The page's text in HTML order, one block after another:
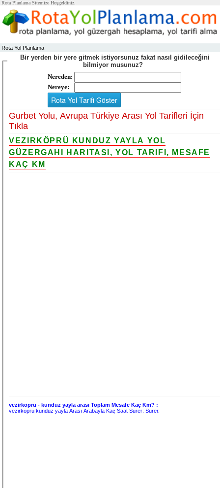
Rota Planlama Sitemize Hoşgeldiniz.
Rota Yol Planlama
Bir yerden bir yere gitmek istiyorsunuz fakat nasıl gidileceğini
bilmiyor musunuz?
Nereden:
Nereye:
Gurbet Yolu, Avrupa Türkiye Arası Yol Tarifleri İçin
Tıkla
VEZIRKÖPRÜ KUNDUZ YAYLA YOL
GÜZERGAHI HARITASI, YOL TARIFI, MESAFE
KAÇ KM
vezirköprü - kunduz yayla arası Toplam Mesafe Kaç Km? :
vezirköprü kunduz yayla Arası Arabayla Kaç Saat Sürer:Sürer.